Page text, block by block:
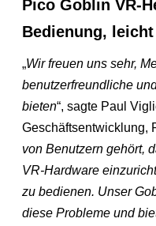
Pico Goblin VR-
Bedienung, leicht
„Wir freuen uns sehr,
benutzerfreundliche
bieten“, sagte Paul
Geschäftsentwicklung,
von Benutzern gehört,
VR-Hardware
zu bedienen. Unser
diese Probleme und